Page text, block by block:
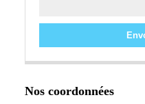
Nos coordonnées